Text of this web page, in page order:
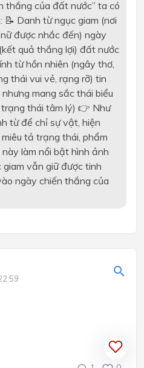
thắng của đất nước” ta có
Danh từ ngục giam (nơi
được nhắc đến) ngày
quả thắng lợi) đất nước
từ hồn nhiên (ngây thơ,
thái vui vẻ, rạng rỡ) tin
mang sắc thái biểu
thái tâm lý) 👉 Như
từ để chỉ sự vật, hiện
tả trạng thái, phẩm
làm nổi bật hình ảnh
vẫn giữ được tinh
ngày chiến thắng của